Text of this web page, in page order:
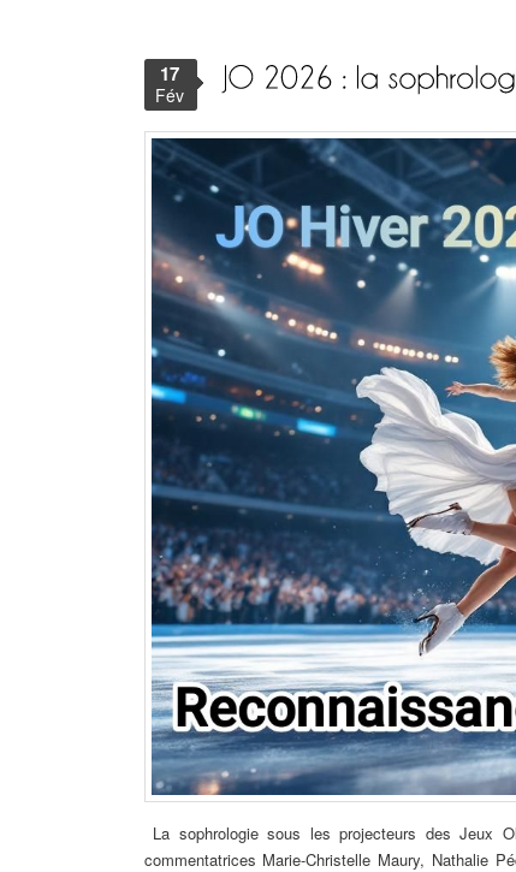
17
Fév
La sophrologie sous les projecteurs des Jeux
commentatrices Marie-Christelle Maury, Nathalie